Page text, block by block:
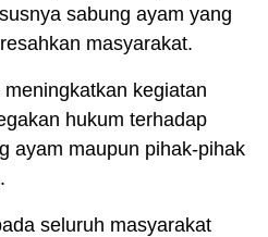
sabung ayam yang
masyarakat.
kegiatan
hukum terhadap
ayam maupun pihak-pihak
seluruh masyarakat